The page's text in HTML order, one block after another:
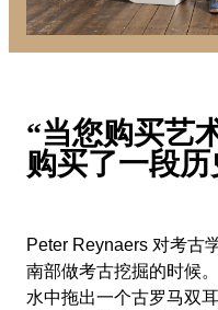
“当您购买艺
购买了一段
Peter Reynaers 对考古
南部做考古挖掘的时候
水中拖出一个古罗马双